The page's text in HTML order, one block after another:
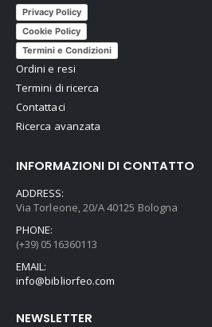
Privacy Policy
Cookie Policy
Termini e Condizioni
Ordini e resi
Termini di ricerca
Contattaci
Ricerca avanzata
INFORMAZIONI DI CONTATTO
ADDRESS:
Via Torleone, 20/A 40125 Bologna
PHONE:
(+39) 0516360113
EMAIL:
info@bibliorfeo.com
NEWSLETTER